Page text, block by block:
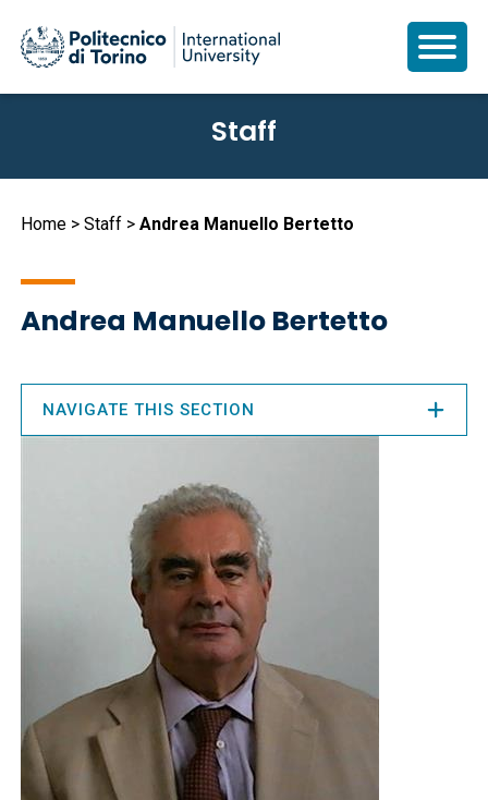
content
Staff
Breadcrumb
Home Staff Andrea Manuello Bertetto
Andrea Manuello Bertetto
NAVIGATE THIS SECTION